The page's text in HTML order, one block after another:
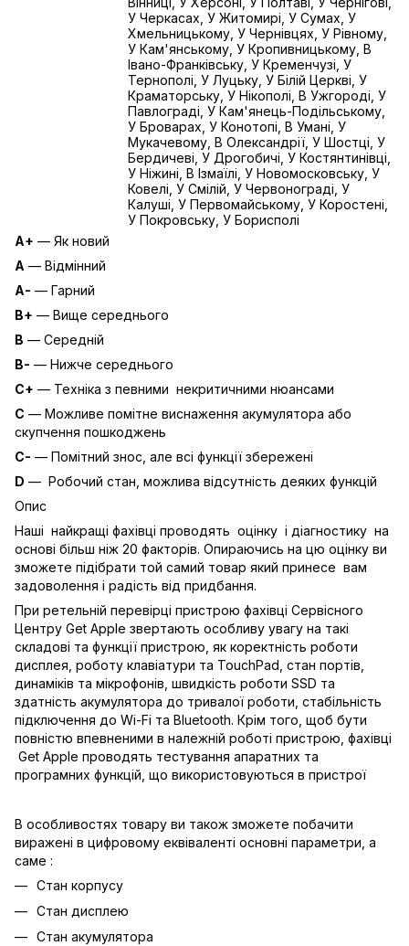
У Черкасах, У Житомирі, У Сумах, У
Хмельницькому, У Чернівцях, У Рівному,
У Кам'янському, У Кропивницькому, В
Івано-Франківську, У Кременчузі, У
Тернополі, У Луцьку, У Білій Церкві, У
Краматорську, У Нікополі, В Ужгороді, У
Павлограді, У Кам'янець-Подільському,
У Броварах, У Конотопі, В Умані, У
Мукачевому, В Олександрії, У Шостці, У
Бердичеві, У Дрогобичі, У Костянтинівці,
У Ніжині, В Ізмаїлі, У Новомосковську, У
Ковелі, У Смілій, У Червонограді, У
Калуші, У Первомайському, У Коростені,
У Покровську, У Борисполі
A+ — Як новий
A — Відмінний
A- — Гарний
B+ — Вище середнього
B — Середній
B- — Нижче середнього
C+ — Техніка з певними некритичними нюансами
C — Можливе помітне виснаження акумулятора або
скупчення пошкоджень
C- — Помітний знос, але всі функції збережені
D — Робочий стан, можлива відсутність деяких функцій
Опис
Наші найкращі фахівці проводять оцінку і діагностику на
основі більш ніж 20 факторів. Опираючись на цю оцінку ви
зможете підібрати той самий товар який принесе вам
задоволення і радість від придбання.
При ретельній перевірці пристрою фахівці Сервісного
Центру Get Apple звертають особливу увагу на такі
складові та функції пристрою, як коректність роботи
дисплея, роботу клавіатури та TouchPad, стан портів,
динаміків та мікрофонів, швидкість роботи SSD та
здатність акумулятора до тривалої роботи, стабільність
підключення до Wi-Fi та Bluetooth. Крім того, щоб бути
повністю впевненими в належній роботі пристрою, фахівці
Get Apple проводять тестування апаратних та
програмних функцій, що використовуються в пристрої
В особливостях товару ви також зможете побачити
виражені в цифровому еквіваленті основні параметри, а
саме :
Стан корпусу
Стан дисплею
Стан акумулятора